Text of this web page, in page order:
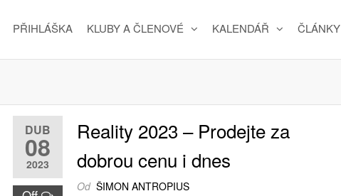
PŘIHLÁŠKA KLUBY A ČLENOVÉ KALENDÁŘ ČLÁNKY
DUB
08
2023
Reality 2023 – Prodejte za
dobrou cenu i dnes
Od ŠIMON ANTROPIUS